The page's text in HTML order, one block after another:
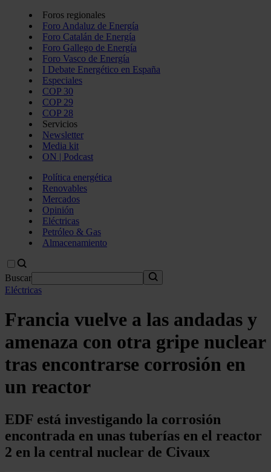
Foros regionales
Foro Andaluz de Energía
Foro Catalán de Energía
Foro Gallego de Energía
Foro Vasco de Energía
I Debate Energético en España
Especiales
COP 30
COP 29
COP 28
Servicios
Newsletter
Media kit
ON | Podcast
Política energética
Renovables
Mercados
Opinión
Eléctricas
Petróleo & Gas
Almacenamiento
Buscar
Eléctricas
Francia vuelve a las andadas y
amenaza con otra gripe nuclear
tras encontrarse corrosión en
un reactor
EDF está investigando la corrosión
encontrada en unas tuberías en el reactor
2 en la central nuclear de Civaux